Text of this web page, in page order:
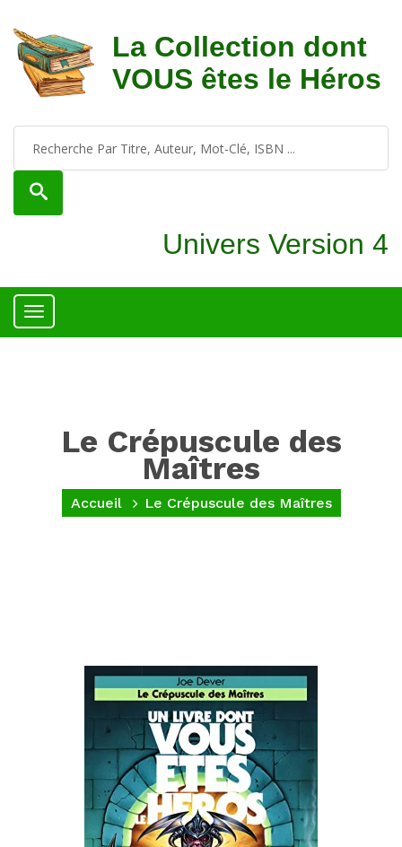
La Collection dont
VOUS êtes le Héros
Univers Version 4
Toggle
Le Crépuscule des
Maîtres
Accueil Le Crépuscule des Maîtres